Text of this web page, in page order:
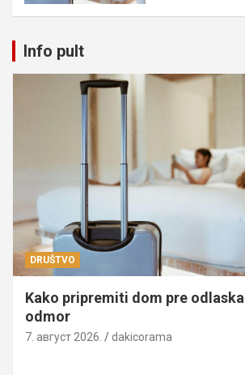
Info pult
DRUŠTVO
Kako pripremiti dom pre
odmor
7. август 2026. dakicorama